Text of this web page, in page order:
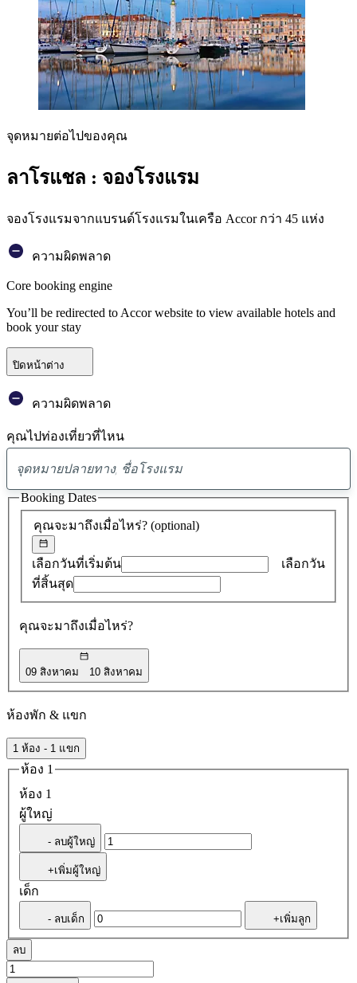
จุดหมายต่อไปของคุณ
ลาโรแชล : จองโรงแรม
จองโรงแรมจากแบรนด์โรงแรมในเครือ Accor กว่า 45 แห่ง
ความผิดพลาด
Core booking engine
You’ll be redirected to Accor website to view available hotels and
book your stay
ปิดหน้าต่าง
ความผิดพลาด
คุณไปท่องเที่ยวที่ไหน
พบ
ข้อ
เสนอ
0
คุณจะมาถึงเมื่อไหร่? (optional)
เลือกวันที่เริ่มต้น
เลือกวัน
ที่สิ้นสุด
คุณจะมาถึงเมื่อไหร่?
09 สิงหาคม 10 สิงหาคม
Booking Dates
ห้องพัก & แขก
1 ห้อง - 1 แขก
ห้อง 1
ห้อง 1
ผู้ใหญ่
- ลบผู้ใหญ่
+เพิ่มผู้ใหญ่
เด็ก
- ลบเด็ก +เพิ่มลูก
ลบ